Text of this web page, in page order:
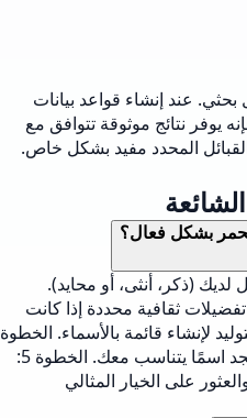
عند إنشاء قواعد بيانات
يوفر نتائج موثوقة تتوافق مع
المحدد مفيد بشكل خاص.
بشكل فعال؟
لديك (ذكر، أنثى، أو محايد).
أو تفضيلات ثقافية محددة إذا كانت
زر التوليد لإنشاء قائمة بالأسماء. الخطوة
4: تصفح عبر خيارات متعددة حتى تجد اسمًا يتناسب معك. الخطوة 5:
على الخيار المثالي